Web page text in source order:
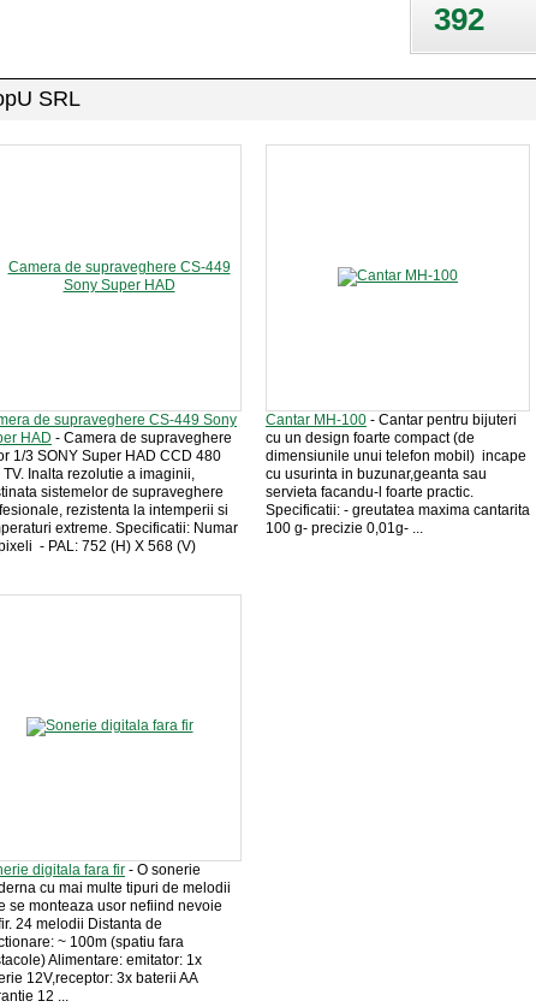
392
SRL
de supraveghere CS-449 Sony
HAD - Camera de supraveghere
1/3 SONY Super HAD CCD 480
TV. Inalta rezolutie a imaginii,
sistemelor de supraveghere
rezistenta la intemperii si
extreme. Specificatii: Numar
- PAL: 752 (H) X 568 (V)
Cantar MH-100 - Cantar pentru bijuteri
cu un design foarte compact (de
dimensiunile unui telefon mobil) incape
cu usurinta in buzunar,geanta sau
servieta facandu-l foarte practic.
Specificatii: - greutatea maxima cantarita
100 g- precizie 0,01g- ...
digitala fara fir - O sonerie
cu mai multe tipuri de melodii
se monteaza usor nefiind nevoie
24 melodii Distanta de
~ 100m (spatiu fara
Alimentare: emitator: 1x
12V,receptor: 3x baterii AA
12 ...